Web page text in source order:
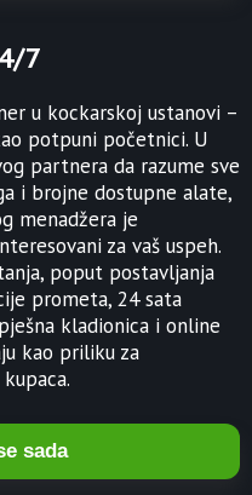
7
u kockarskoj ustanovi –
potpuni početnici. U
partnera da razume sve
i brojne dostupne alate,
menadžera je
za vaš uspeh.
poput postavljanja
prometa, 24 sata
kladionica i online
kao priliku za
sada